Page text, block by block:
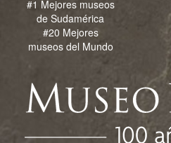
#1 Mejores museos
de Sudamérica
#20 Mejores
museos del Mundo